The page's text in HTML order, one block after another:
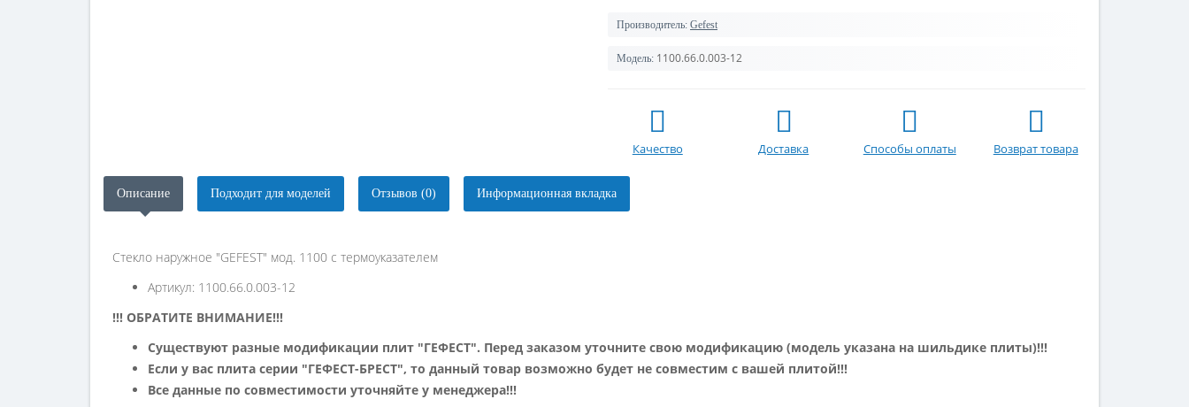
Производитель: Gefest
Модель: 1100.66.0.003-12
Качество Доставка Способы оплаты Возврат товара
Описание Подходит для моделей Отзывов (0) Информационная вкладка
Стекло наружное "GEFEST" мод. 1100 с термоуказателем
Артикул: 1100.66.0.003-12
!!! ОБРАТИТЕ ВНИМАНИЕ!!!
Существуют разные модификации плит "ГЕФЕСТ". Перед заказом уточните свою модификацию (модель указана на шильдике плиты)!!!
Если у вас плита серии "ГЕФЕСТ-БРЕСТ", то данный товар возможно будет не совместим с вашей плитой!!!
Все данные по совместимости уточняйте у менеджера!!!